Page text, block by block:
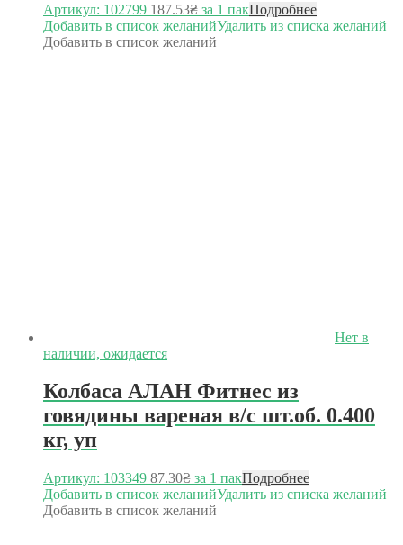
Артикул: 102799 187.53₴ за 1 пакПодробнее
Добавить в список желанийУдалить из списка желаний
Добавить в список желаний
Нет в
наличии, ожидается
Колбаса АЛАН Фитнес из
говядины вареная в/с шт.об. 0.400
кг, уп
Артикул: 103349 87.30₴ за 1 пакПодробнее
Добавить в список желанийУдалить из списка желаний
Добавить в список желаний